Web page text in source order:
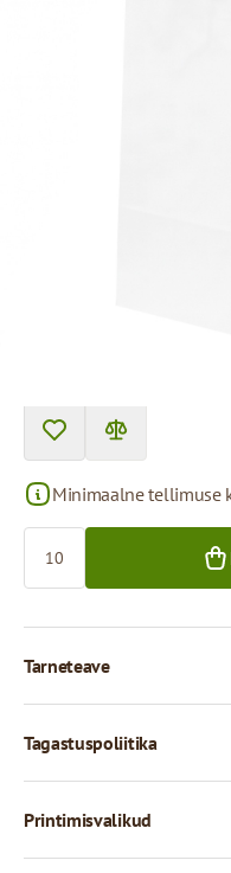
Minimaalne tellimuse
Tarneteave
Tagastuspoliitika
Printimisvalikud